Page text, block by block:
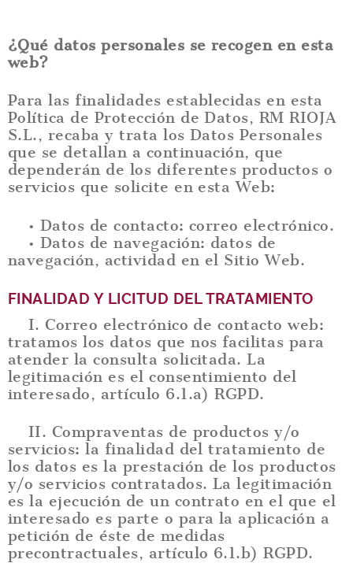
¿Qué datos personales se recogen en esta
web?
Para las finalidades establecidas en esta
Política de Protección de Datos, RM RIOJA
S.L., recaba y trata los Datos Personales
que se detallan a continuación, que
dependerán de los diferentes productos o
servicios que solicite en esta Web:
• Datos de contacto: correo electrónico.
• Datos de navegación: datos de
navegación, actividad en el Sitio Web.
FINALIDAD Y LICITUD DEL TRATAMIENTO
I. Correo electrónico de contacto web:
tratamos los datos que nos facilitas para
atender la consulta solicitada. La
legitimación es el consentimiento del
interesado, artículo 6.1.a) RGPD.
II. Compraventas de productos y/o
servicios: la finalidad del tratamiento de
los datos es la prestación de los productos
y/o servicios contratados. La legitimación
es la ejecución de un contrato en el que el
interesado es parte o para la aplicación a
petición de éste de medidas
precontractuales, artículo 6.1.b) RGPD.